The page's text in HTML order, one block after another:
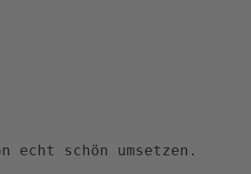
schön umsetzen.